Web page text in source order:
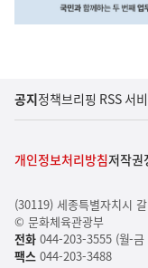
공지정책브리핑 RSS 서
개인정보처리방침저작권
(30119) 세종특별자치시
© 문화체육관광부
전화044-203-3555 (월-금
팩스044-203-3488